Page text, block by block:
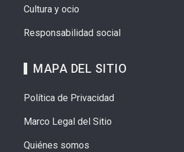
Cultura y ocio
Responsabilidad social
MAPA DEL SITIO
Política de Privacidad
Marco Legal del Sitio
Quiénes somos